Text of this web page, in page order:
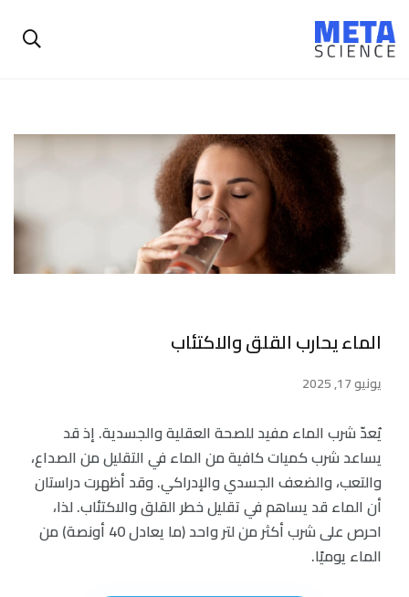
الماء يحارب القلق والاكتئاب
يونيو 17, 2025
يُعدّ شرب الماء مفيد للصحة العقلية والجسدية. إذ قد
يساعد شرب كميات كافية من الماء في التقليل من الصداع،
والتعب، والضعف الجسدي والإدراكي. وقد أظهرت دراستان
أن الماء قد يساهم في تقليل خطر القلق والاكتئاب. لذا،
احرص على شرب أكثر من لتر واحد (ما يعادل 40 أونصة) من
الماء يوميًا.